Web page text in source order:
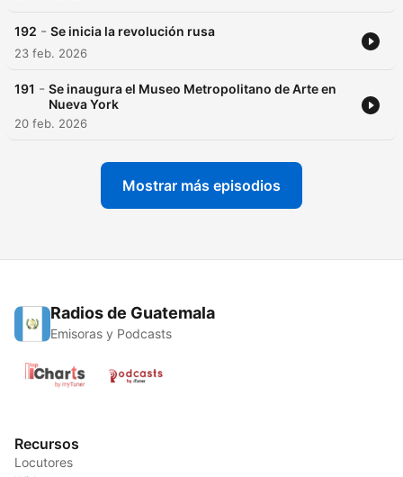
192 - Se inicia la revolución rusa
23 feb. 2026
191 - Se inaugura el Museo Metropolitano de Arte en
Nueva York
20 feb. 2026
Mostrar más episodios
Radios de Guatemala
Emisoras y Podcasts
Recursos
Locutores